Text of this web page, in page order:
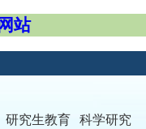
站
研究生教育 科学研究